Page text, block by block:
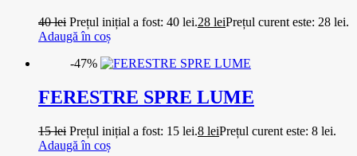
40lei Prețul inițial a fost: 40 lei.28 leiPrețul curent este: 28 lei.
Adaugă în coș
-47%
FERESTRE SPRE LUME
15lei Prețul inițial a fost: 15 lei.8 leiPrețul curent este: 8 lei.
Adaugă în coș